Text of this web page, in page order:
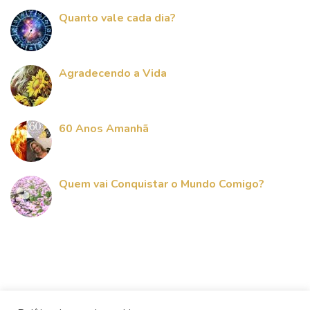
Quanto vale cada dia?
Agradecendo a Vida
60 Anos Amanhã
Quem vai Conquistar o Mundo Comigo?